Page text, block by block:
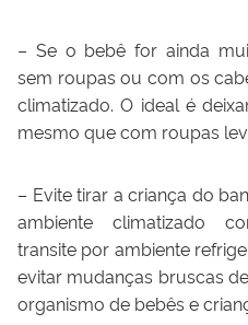
– Se o bebê for ainda
sem roupas ou com os
climatizado. O ideal é
mesmo que com roupas
– Evite tirar a criança do
ambiente climatizado
transite por ambiente
evitar mudanças bruscas
organismo de bebês e